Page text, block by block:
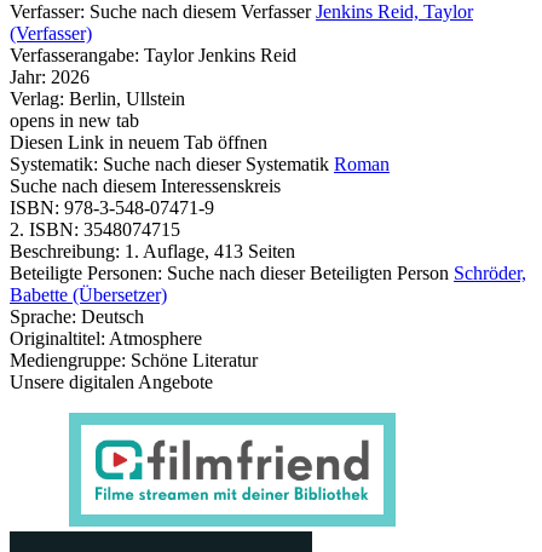
Verfasser: Suche nach diesem Verfasser Jenkins Reid, Taylor
(Verfasser)
Verfasserangabe: Taylor Jenkins Reid
Jahr: 2026
Verlag: Berlin, Ullstein
opens in new tab
Diesen Link in neuem Tab öffnen
Systematik: Suche nach dieser Systematik Roman
Suche nach diesem Interessenskreis
ISBN: 978-3-548-07471-9
2. ISBN: 3548074715
Beschreibung: 1. Auflage, 413 Seiten
Beteiligte Personen: Suche nach dieser Beteiligten Person Schröder,
Babette (Übersetzer)
Sprache: Deutsch
Originaltitel: Atmosphere
Mediengruppe: Schöne Literatur
Unsere digitalen Angebote